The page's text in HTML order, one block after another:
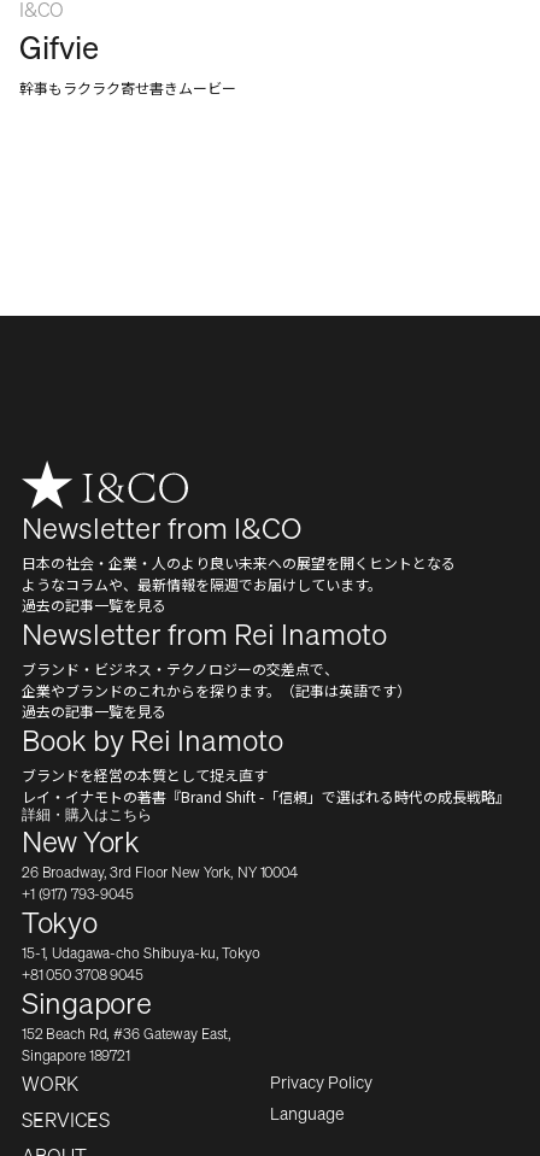
I&CO
Gifvie
幹事もラクラク寄せ書きムービー
Newsletter from I&CO
日本の社会・企業・人のより良い未来への展望を開くヒントとなる
ようなコラムや、最新情報を隔週でお届けしています。
過去の記事一覧を見る
Newsletter from Rei Inamoto
ブランド・ビジネス・テクノロジーの交差点で、
企業やブランドのこれからを探ります。（記事は英語です）
過去の記事一覧を見る
Book by Rei Inamoto
ブランドを経営の本質として捉え直す
レイ・イナモトの著書『Brand Shift -「信頼」で選ばれる時代の成長戦略』
詳細・購入はこちら
New York
26 Broadway, 3rd Floor New York, NY 10004
+1 (917) 793-9045
Tokyo
15-1, Udagawa-cho Shibuya-ku, Tokyo
+81 050 3708 9045
Singapore
152 Beach Rd, #36 Gateway East,
Singapore 189721
WORK
SERVICES
Privacy Policy
Language
Japanese